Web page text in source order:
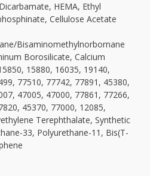
HEMA, Ethyl
Cellulose Acetate
Bisaminomethylnorbornane
Borosilicate, Calcium
15880, 16035, 19140,
77510, 77742, 77891, 45380,
47005, 47000, 77861, 77266,
45370, 77000, 12085,
Terephthalate, Synthetic
33, Polyurethane-11, Bis(T-